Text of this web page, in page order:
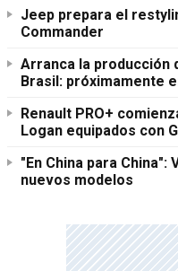
Jeep prepara el
Commander
Arranca la producción
Brasil: próximamente
Renault PRO+
Logan equipados con
"En China para
nuevos modelos